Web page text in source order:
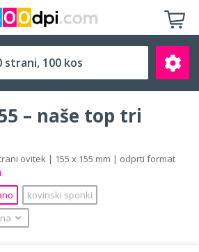
Išči
– naše top tri
ovitek | 155 x 155 mm | odprti format
kovinski sponki